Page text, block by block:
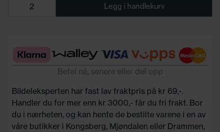
Legg i handlekurv
Betal nå, senere eller del opp
Bildeleksperten har fast lav fraktpris på kr 69,-.
Handler du for mer enn kr 3000,- får du fri frakt. Bor
du i nærheten, og kan hente de bestilte varene i en av
våre butikker i Kongsberg, Mjøndalen eller Drammen,